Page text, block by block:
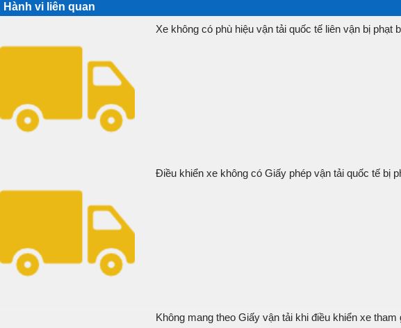
Hành vi liên quan
Xe không có phù hiệu vận tải quốc tế liên vận bị phạt
Điều khiển xe không có Giấy phép vận tải quốc tế bị
Không mang theo Giấy vận tải khi điều khiển xe tham